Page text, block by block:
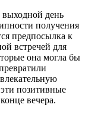
выходной день
получения
предпосылка к
встречей для
она могла бы
позитивные
вечера.